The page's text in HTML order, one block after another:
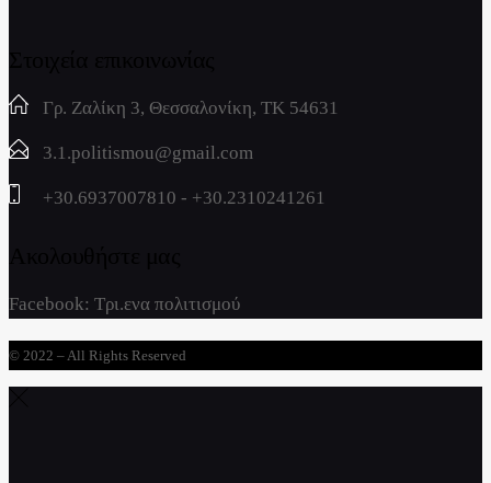
Γρ. Ζαλίκη 3, Θεσσαλονίκη, ΤΚ 54631
3.1.politismou@gmail.com
+30.6937007810 - +30.2310241261
Facebook: Τρι.ενα πολιτισμού
© 2022 – All Rights Reserved